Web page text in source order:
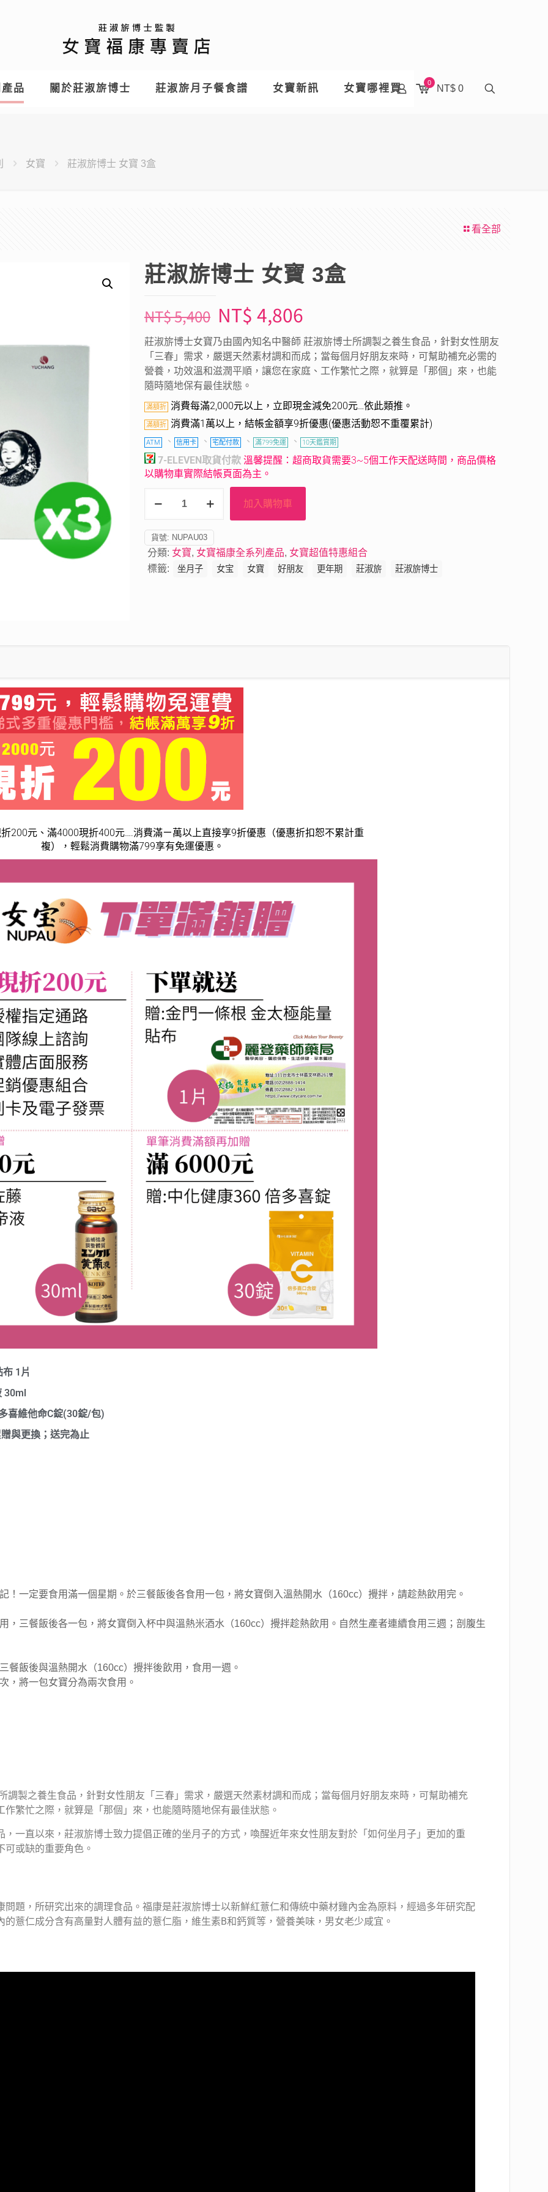
品 關於莊淑旂博士 莊淑旂月子餐食譜 女寶新訊 女寶哪裡買 0
NT$ 0
女寶 莊淑旂博士 女寶 3盒
看全部
莊淑旂博士 女寶 3盒
NT$5,400 NT$ 4,806
莊淑旂博士女寶乃由國內知名中醫師 莊淑旂博士所調製之養生食品，針對女性朋友
「三春」需求，嚴選天然素材調和而成；當每個月好朋友來時，可幫助補充必需的
營養，功效溫和滋潤平順，讓您在家庭、工作繁忙之際，就算是「那個」來，也能
隨時隨地保有最佳狀態。
滿額折 消費每滿2,000元以上，立即現金減免200元…依此類推。
滿額折 消費滿1萬以上，結帳金額享9折優惠(優惠活動恕不重覆累計)
ATM 、 信用卡 、 宅配付款 、 滿799免運 、 10天鑑賞期
7-ELEVEN取貨付款 溫馨提醒：超商取貨需要3~5個工作天配送時間，商品價格
以購物車實際結帳頁面為主。
加入購物車
貨號: NUPAU03
分類: 女寶, 女寶福康全系列產品, 女寶超值特惠組合
標籤:
坐月子 女宝 女寶 好朋友 更年期 莊淑旂 莊淑旂博士
200元、滿4000現折400元….消費滿ㄧ萬以上直接享9折優惠（優惠折扣恕不累計重
複），輕鬆消費購物滿799享有免運優惠。
1片
30ml
喜維他命C錠(30錠/包)
與更換；送完為止
！一定要食用滿一個星期。於三餐飯後各食用一包，將女寶倒入溫熱開水（160cc）攪拌，請趁熱飲用完。
，三餐飯後各一包，將女寶倒入杯中與溫熱米酒水（160cc）攪拌趁熱飲用。自然生產者連續食用三週；剖腹生
餐飯後與溫熱開水（160cc）攪拌後飲用，食用一週。
，將一包女寶分為兩次食用。
調製之養生食品，針對女性朋友「三春」需求，嚴選天然素材調和而成；當每個月好朋友來時，可幫助補充
繁忙之際，就算是「那個」來，也能隨時隨地保有最佳狀態。
一直以來，莊淑旂博士致力提倡正確的坐月子的方式，喚醒近年來女性朋友對於「如何坐月子」更加的重
或缺的重要角色。
題，所研究出來的調理食品。福康是莊淑旂博士以新鮮紅薏仁和傳統中藥材雞內金為原料，經過多年研究配
薏仁成分含有高量對人體有益的薏仁脂，維生素B和鈣質等，營養美味，男女老少咸宜。